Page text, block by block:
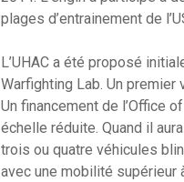
plages d’entrainement de
L’UHAC a été proposé
Warfighting Lab. Un
Un financement de l’Office
échelle réduite. Quand il
trois ou quatre véhicules
avec une mobilité supérieur